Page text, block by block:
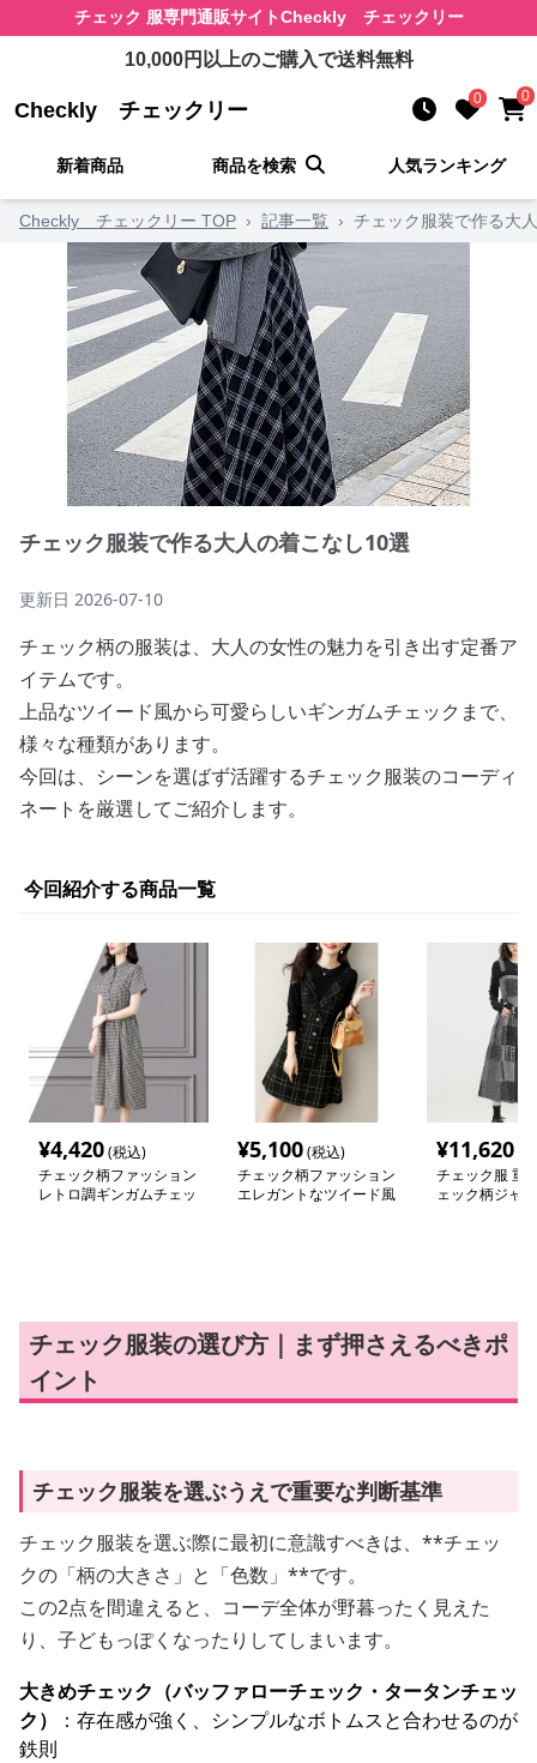
チェック 服専門通販サイトCheckly チェックリー
10,000円以上のご購入で送料無料
Checkly チェックリー 0 0
新着商品 商品を検索 人気ランキング
Checkly チェックリー TOP › 記事一覧 › チェック服装で作る大
チェック服装で作る大人の着こなし10選
更新日 2026-07-10
チェック柄の服装は、大人の女性の魅力を引き出す定番ア
イテムです。
上品なツイード風から可愛らしいギンガムチェックまで、
様々な種類があります。
今回は、シーンを選ばず活躍するチェック服装のコーディ
ネートを厳選してご紹介します。
今回紹介する商品一覧
¥4,420(税込)
チェック柄ファッション
レトロ調ギンガムチェッ
¥5,100(税込)
チェック柄ファッション
エレガントなツイード風
¥11,620
チェック服 重
ェック柄ジャ
チェック服装の選び方｜まず押さえるべきポ
イント
チェック服装を選ぶうえで重要な判断基準
チェック服装を選ぶ際に最初に意識すべきは、**チェッ
クの「柄の大きさ」と「色数」**です。
この2点を間違えると、コーデ全体が野暮ったく見えた
り、子どもっぽくなったりしてしまいます。
大きめチェック（バッファローチェック・タータンチェッ
ク）
：存在感が強く、シンプルなボトムスと合わせるのが
鉄則